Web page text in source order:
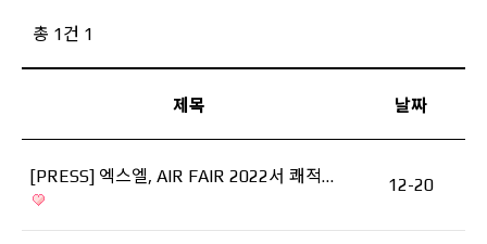
총 1건 1
제목 날짜
[PRESS] 엑스엘, AIR FAIR 2022서 쾌적… 12-20